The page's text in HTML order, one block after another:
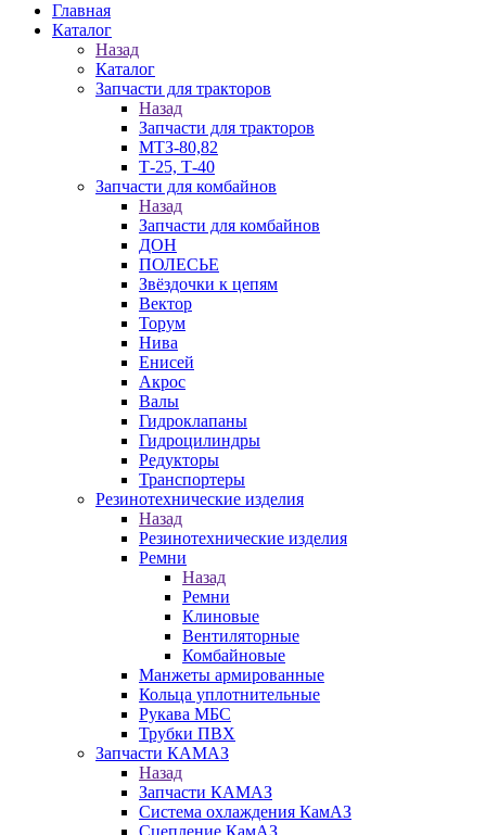
Главная
Каталог
Назад
Каталог
Запчасти для тракторов
Назад
Запчасти для тракторов
МТЗ-80,82
Т-25, Т-40
Запчасти для комбайнов
Назад
Запчасти для комбайнов
ДОН
ПОЛЕСЬЕ
Звёздочки к цепям
Вектор
Торум
Нива
Енисей
Акрос
Валы
Гидроклапаны
Гидроцилиндры
Редукторы
Транспортеры
Резинотехнические изделия
Назад
Резинотехнические изделия
Ремни
Назад
Ремни
Клиновые
Вентиляторные
Комбайновые
Манжеты армированные
Кольца уплотнительные
Рукава МБС
Трубки ПВХ
Запчасти КАМАЗ
Назад
Запчасти КАМАЗ
Система охлаждения КамАЗ
Сцепление КамАЗ